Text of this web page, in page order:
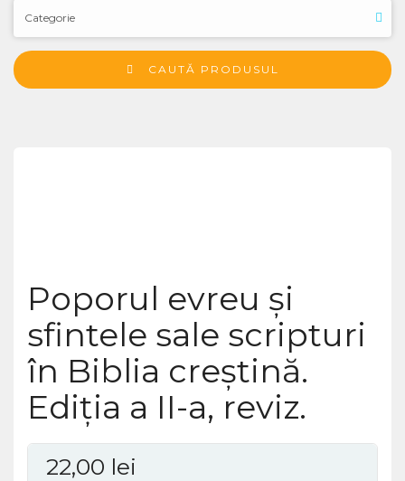
CAUTĂ PRODUSUL
Poporul evreu şi
sfintele sale scripturi
în Biblia creştină.
Ediţia a II-a, reviz.
22,00 lei